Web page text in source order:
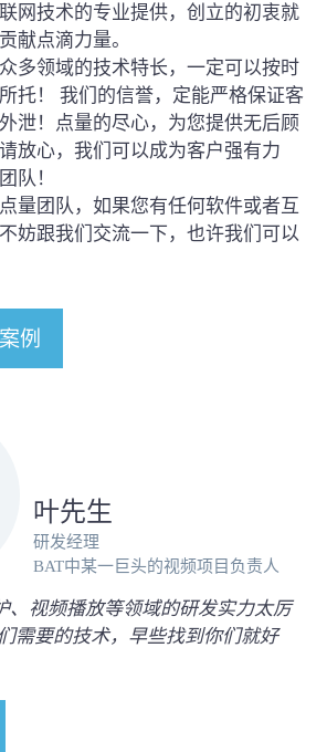
网技术的专业提供，创立的初衷就
献点滴力量。
多领域的技术特长，一定可以按时
托！ 我们的信誉，定能严格保证客
泄！点量的尽心，为您提供无后顾
放心，我们可以成为客户强有力
队！
量团队，如果您有任何软件或者互
妨跟我们交流一下，也许我们可以
例
叶先生
研发经理
BAT中某一巨头的视频项目负责人
、视频播放等领域的研发实力太厉
需要的技术，早些找到你们就好